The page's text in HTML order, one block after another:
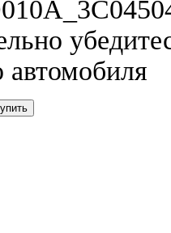
автомобиля